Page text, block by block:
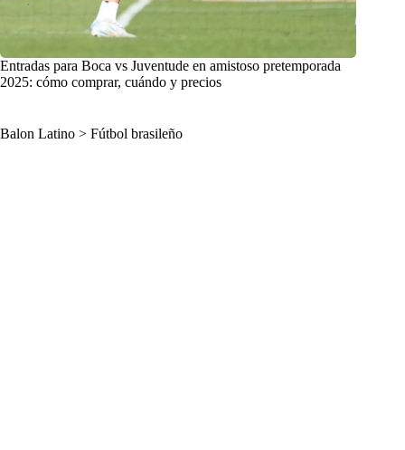
Entradas para Boca vs Juventude en amistoso pretemporada
2025: cómo comprar, cuándo y precios
Balon Latino > Fútbol brasileño